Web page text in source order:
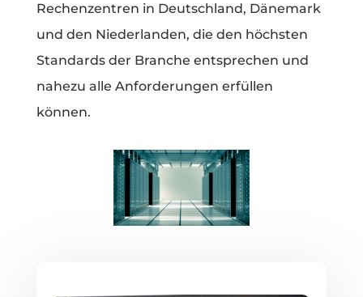
Rechenzentren in Deutschland, Dänemark
und den Niederlanden, die den höchsten
Standards der Branche entsprechen und
nahezu alle Anforderungen erfüllen
können.